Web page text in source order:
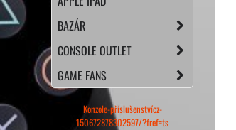
BAZÁR
CONSOLE OUTLET
GAME FANS
Konzole-příslušenstvícz-
150672878302597/?fref=ts